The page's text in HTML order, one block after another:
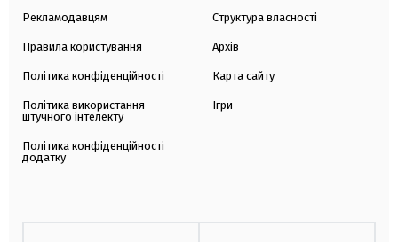
Рекламодавцям
Правила користування
Політика конфіденційності
Політика використання
штучного інтелекту
Політика конфіденційності
додатку
Структура власності
Архів
Карта сайту
Ігри